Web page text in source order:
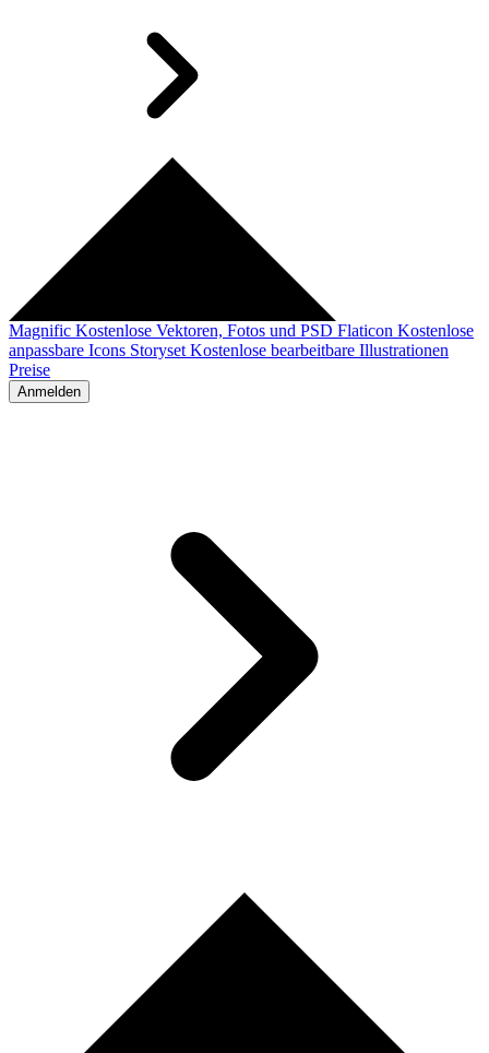
Magnific Kostenlose Vektoren, Fotos und PSD Flaticon Kostenlose
anpassbare Icons Storyset Kostenlose bearbeitbare Illustrationen
Preise
Anmelden